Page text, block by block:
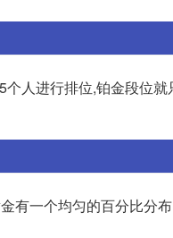
人进行排位,铂金段位
有一个均匀的百分比分